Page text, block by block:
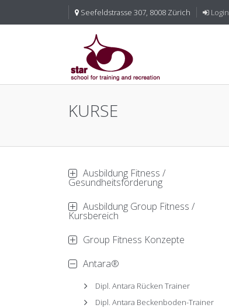
Seefeldstrasse 307, 8008 Zürich Login
KURSE
Ausbildung Fitness /
Gesundheitsförderung
Ausbildung Group Fitness /
Kursbereich
Group Fitness Konzepte
Antara®
Dipl. Antara Rücken Trainer
Dipl. Antara Beckenboden-Trainer